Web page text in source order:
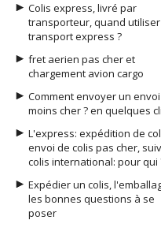
Colis express, livré par
transporteur, quand
transport express ?
fret aerien pas cher et
chargement avion cargo
Comment envoyer un envoi
moins cher ? en quelques
L'express: expédition de
envoi de colis pas cher,
colis international: pour qui
Expédier un colis,
les bonnes questions à se
poser